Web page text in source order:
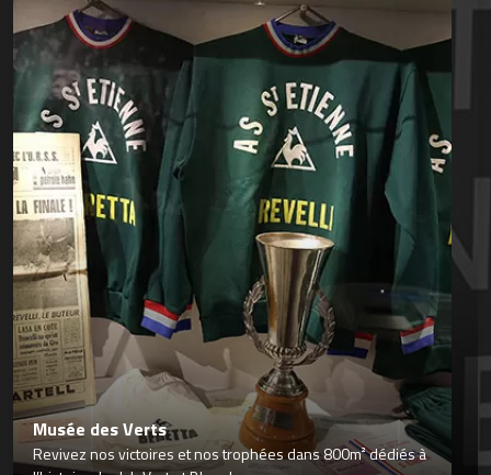
Musée des Verts
Revivez nos victoires et nos trophées dans 800m² dédiés à